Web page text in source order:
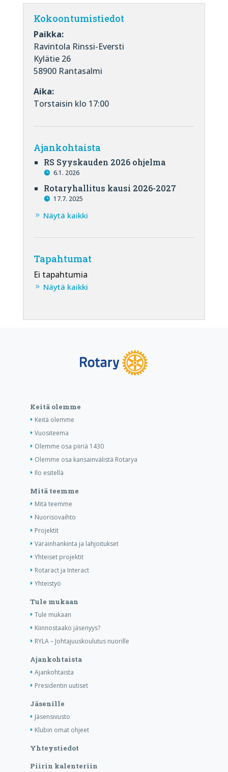
Kokoontumistiedot
Paikka:
Ravintola Rinssi-Eversti
Kylätie 26
58900 Rantasalmi
Aika:
Torstaisin klo 17:00
Ajankohtaista
RS Syyskauden 2026 ohjelma
6.1. 2026
Rotaryhallitus kausi 2026-2027
17.7. 2025
Näytä kaikki
Tapahtumat
Ei tapahtumia
Näytä kaikki
Keitä olemme
Keitä olemme
Vuositeema
Olemme osa piiriä 1430
Olemme osa kansainvälistä Rotarya
Ilo esitellä
Mitä teemme
Mitä teemme
Nuorisovaihto
Projektit
Varainhankinta ja lahjoitukset
Yhteiset projektit
Rotaract ja Interact
Yhteistyö
Tule mukaan
Tule mukaan
Kiinnostaako jäsenyys?
RYLA – Johtajuuskoulutus nuorille
Ajankohtaista
Ajankohtaista
Presidentin uutiset
Jäsenille
Jäsensivusto
Klubin omat ohjeet
Yhteystiedot
Piirin kalenteriin